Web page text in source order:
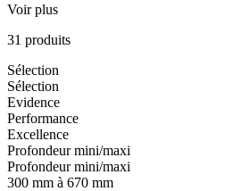
Voir plus
31 produits
Sélection
Sélection
Evidence
Performance
Excellence
Profondeur mini/maxi
Profondeur mini/maxi
300 mm à 670 mm